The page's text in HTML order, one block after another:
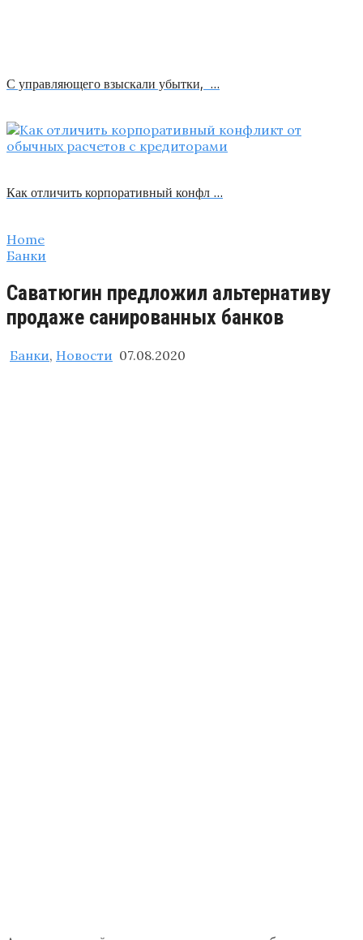
С управляющего взыскали убытки, …
Как отличить корпоративный конфл …
Home
Банки
Саватюгин предложил альтернативу
продаже санированных банков
Банки, Новости 07.08.2020